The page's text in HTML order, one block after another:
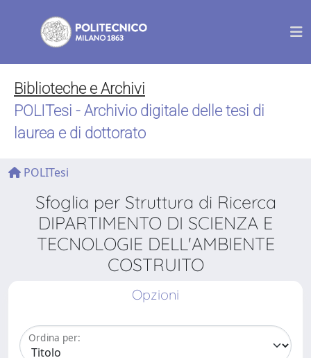
Biblioteche e Archivi
POLITesi - Archivio digitale delle tesi di
laurea e di dottorato
POLITesi
Sfoglia per Struttura di Ricerca
DIPARTIMENTO DI SCIENZA E
TECNOLOGIE DELL'AMBIENTE
COSTRUITO
Opzioni
Ordina per: